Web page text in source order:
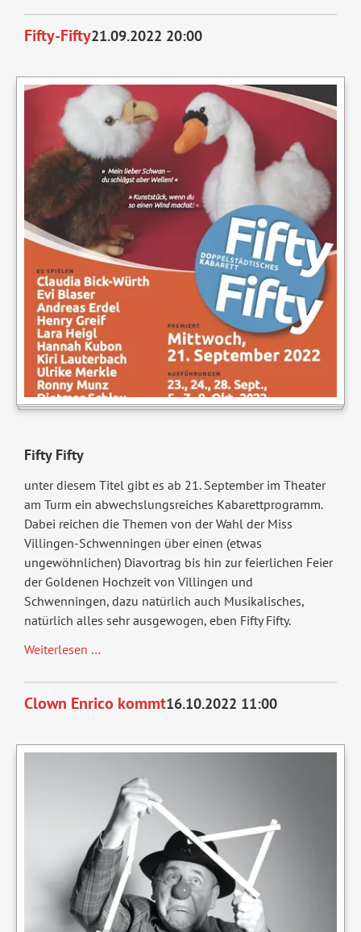
völlig
unerzogen
Fifty-Fifty21.09.2022 20:00
Fifty Fifty
unter diesem Titel gibt es ab 21. September im Theater
am Turm ein abwechslungsreiches Kabarettprogramm.
Dabei reichen die Themen von der Wahl der Miss
Villingen-Schwenningen über einen (etwas
ungewöhnlichen) Diavortrag bis hin zur feierlichen Feier
der Goldenen Hochzeit von Villingen und
Schwenningen, dazu natürlich auch Musikalisches,
natürlich alles sehr ausgewogen, eben Fifty Fifty.
Weiterlesen …Fifty-
Clown Enrico kommt16.10.2022 11:00